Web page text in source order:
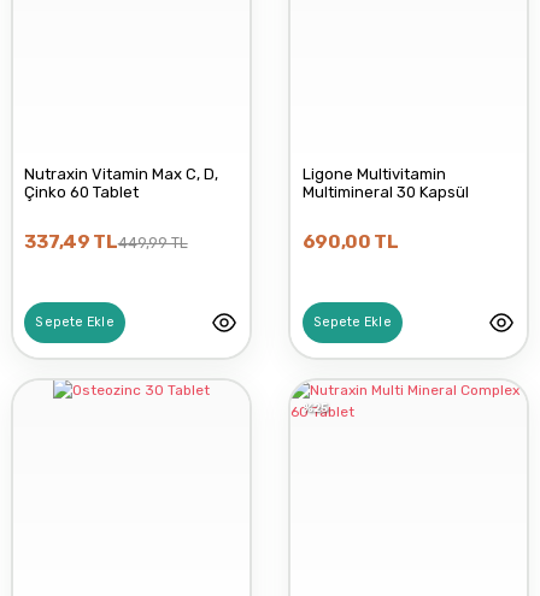
Nutraxin Vitamin Max C, D,
Çinko 60 Tablet
337,49 TL449,99 TL
Sepete Ekle
Ligone Multivitamin
Multimineral 30 Kapsül
690,00 TL
Sepete Ekle
%25